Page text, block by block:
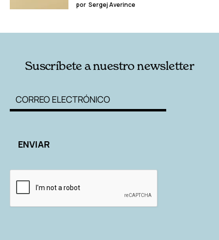
por Sergej Averince
Suscríbete a nuestro newsletter